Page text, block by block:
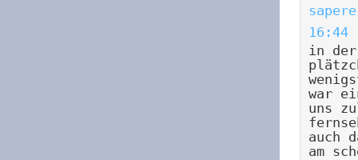
16:44
in der
war
uns
auch
am